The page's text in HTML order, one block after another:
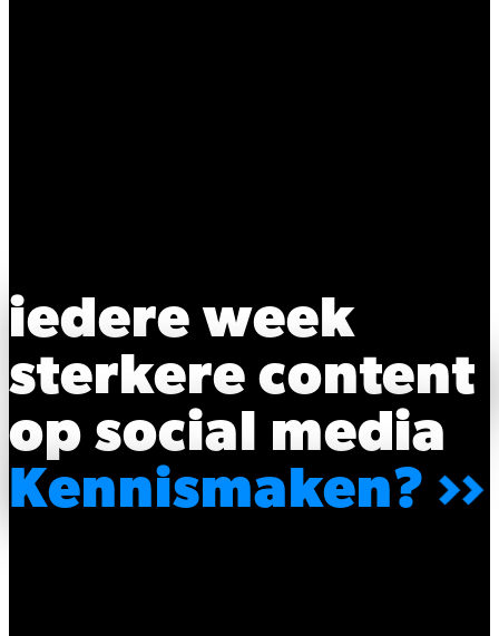
iedere week
sterkere content
op social media
Kennismaken?